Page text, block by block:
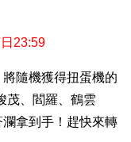
23:59
隨機獲得扭蛋機的
茂、閻羅、鶴雲
拿到手！趕快來轉